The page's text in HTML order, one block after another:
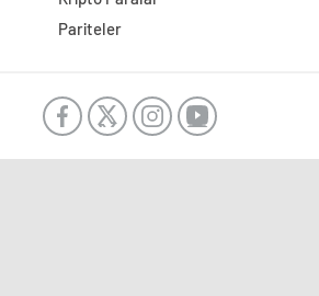
Pariteler